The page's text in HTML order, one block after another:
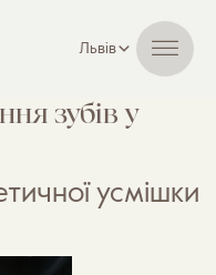
Львів
зубів у
усмішки